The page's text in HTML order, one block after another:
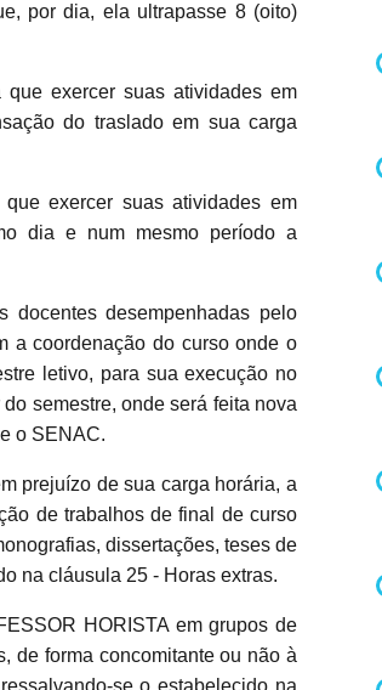
por dia, ela ultrapasse 8 (oito)
que exercer suas atividades em
do traslado em sua carga
exercer suas atividades em
dia e num mesmo período a
docentes desempenhadas pelo
a coordenação do curso onde o
letivo, para sua execução no
semestre, onde será feita nova
o SENAC.
prejuízo de sua carga horária, a
de trabalhos de final de curso
dissertações, teses de
na cláusula 25 - Horas extras.
HORISTA em grupos de
de forma concomitante ou não à
se o estabelecido na